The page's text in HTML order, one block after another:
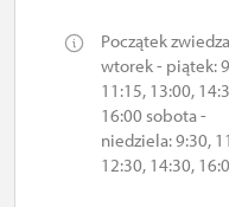
Początek
wtorek - piątek:
11:15, 13:00,
16:00 sobota -
niedziela: 9:30,
12:30, 14:30,